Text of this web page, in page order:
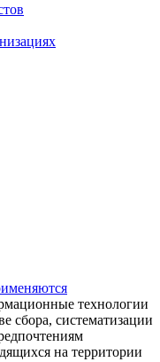
технологии
сбора, систематизации
на территории